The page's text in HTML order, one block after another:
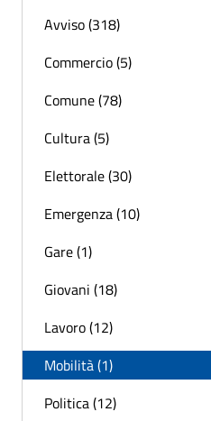
Avviso (318)
Commercio (5)
Comune (78)
Cultura (5)
Elettorale (30)
Emergenza (10)
Gare (1)
Giovani (18)
Lavoro (12)
Mobilità (1)
Politica (12)